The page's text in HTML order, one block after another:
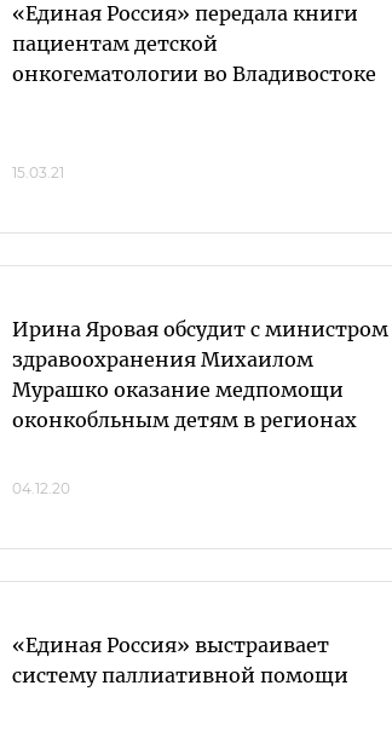
«Единая Россия» передала книги
пациентам детской
онкогематологии во Владивостоке
15.03.21
Ирина Яровая обсудит с министром
здравоохранения Михаилом
Мурашко оказание медпомощи
оконкобльным детям в регионах
04.12.20
«Единая Россия» выстраивает
систему паллиативной помощи